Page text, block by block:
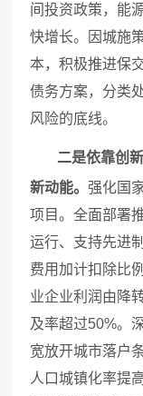
间投资政策，能
快增长。因城施
本，积极推进保
债务方案，分类
风险的底线。
二是依靠创
新动能。强化国
项目。全面部署
运行、支持先进
费用加计扣除比
业企业利润由降
及率超过50%。
宽放开城市落户
人口城镇化率提